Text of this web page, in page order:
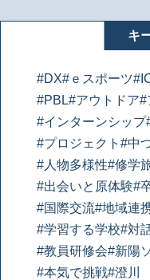
キ
#DX#ｅスポーツ
#PBL#アウトドア#
#インターンシップ
#プロジェクト #中
#人物多様性#修学
#出会いと原体験#
#国際交流#地域連
#学習する学校#対
#教員研修会#新陽
#本気で挑戦#澄川